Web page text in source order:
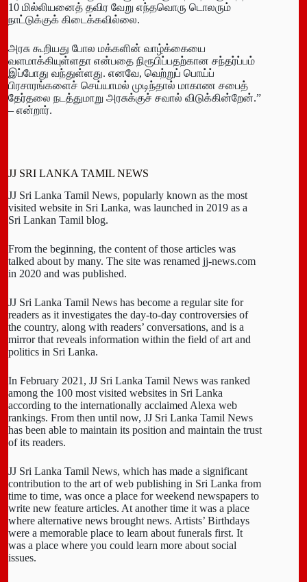
10 மில்லியனைத் தவிர வேறு எந்தவொரு டொலரும்
நாட்டுக்குக் கிடைக்கவில்லை.
அரசு கூறியது போல மக்களின் வாழ்க்கையை
வளமாக்கியுள்ளதா என்பதை நிரூபிப்பதற்கான சந்தர்ப்பம்
இப்போது வந்துள்ளது. எனவே, வெற்றுப் பொய்ப்
பிரசாரங்களைச் செய்யாமல் முடிந்தால் மாகாண சபைத்
தேர்தலை நடத்துமாறு அரசுக்குச் சவால் விடுக்கின்றேன்.”
– என்றார்.
JJ SRI LANKA TAMIL NEWS
JJ Sri Lanka Tamil News, popularly known as the most
visited website in Sri Lanka, was launched in 2019 as a
Sri Lankan Tamil blog.
From the beginning, the content of those articles was
talked about by many. The site was renamed jj-news.com
in 2020 and was published.
JJ Sri Lanka Tamil News has become a regular site for
readers as it investigates the day-to-day controversies of
the country, along with readers’ conversations, and is a
mirror that reveals information within the field of art and
politics in Sri Lanka.
In February 2021, JJ Sri Lanka Tamil News was ranked
among the 100 most visited websites in Sri Lanka
according to the internationally acclaimed Alexa web
rankings. From then until now, JJ Sri Lanka Tamil News
has been able to maintain its position and maintain the trust
of its readers.
JJ Sri Lanka Tamil News, which has made a significant
contribution to the art of web publishing in Sri Lanka from
time to time, was once a place for weekend newspapers to
write new feature articles. At another time it was a place
where alternative news brought news. Artists’ Birthdays
were a memorable place to learn about funerals first. It
was a place where you could learn more about social
issues.